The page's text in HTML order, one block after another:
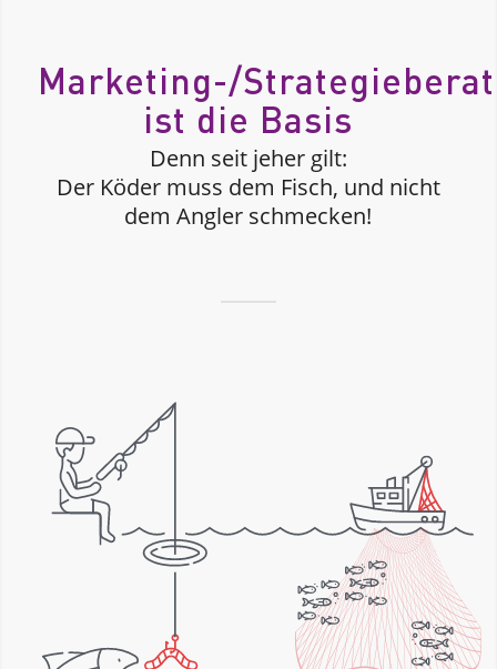
Marketing-/
ist die Basis
Denn seit jeher gilt:
Der Köder muss dem Fisch, und nicht
dem Angler schmecken!